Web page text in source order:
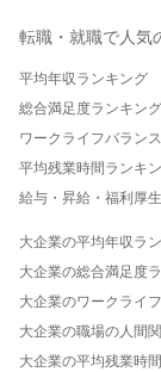
転職・就職で人気
平均年収ランキング
総合満足度ランキング
ワークライフバラン
平均残業時間ランキ
給与・昇給・福利厚
大企業の平均年収ラ
大企業の総合満足度
大企業のワークライ
大企業の職場の人間
大企業の平均残業時